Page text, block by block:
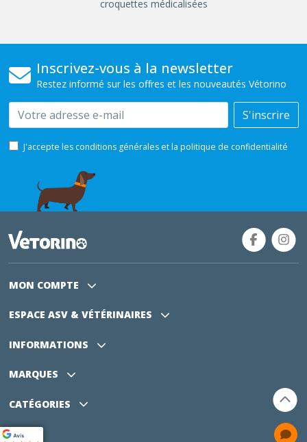
croquettes médicalisées
Inscrivez-vous à la newsletter
Restez informé sur les offres et les nouveautés Vétorino
Email S'inscrire
J'accepte les conditions générales et la politique de confidentialité
MON COMPTE
ESPACE ASV & VÉTÉRINAIRES
INFORMATIONS
MARQUES
CATÉGORIES